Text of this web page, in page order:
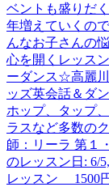
ベントも盛りだ
年増えていくの
んなお子さんの
心を開くレッス
ーダンス☆高麗
ッズ英会話＆ダ
ホップ、タップ
ラスなど多数の
師：リーラ 第１
のレッスン日: 6/
レッスン 1500